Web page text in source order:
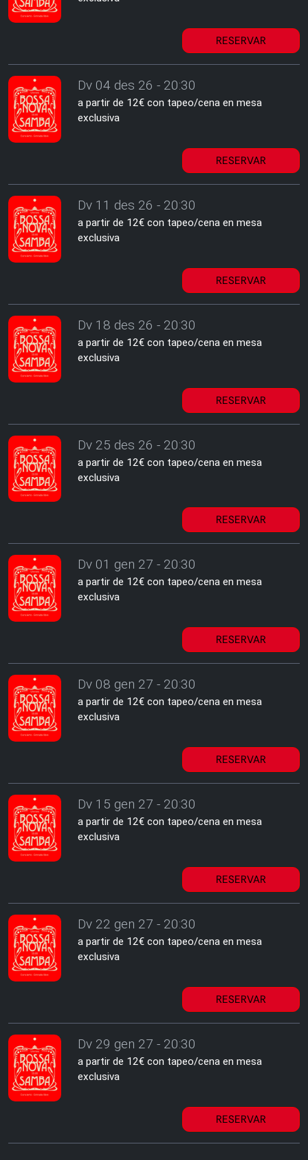
RESERVAR
Dv 04 des 26 - 20:30
a partir de 12€ con tapeo/cena en mesa
exclusiva
RESERVAR
Dv 11 des 26 - 20:30
a partir de 12€ con tapeo/cena en mesa
exclusiva
RESERVAR
Dv 18 des 26 - 20:30
a partir de 12€ con tapeo/cena en mesa
exclusiva
RESERVAR
Dv 25 des 26 - 20:30
a partir de 12€ con tapeo/cena en mesa
exclusiva
RESERVAR
Dv 01 gen 27 - 20:30
a partir de 12€ con tapeo/cena en mesa
exclusiva
RESERVAR
Dv 08 gen 27 - 20:30
a partir de 12€ con tapeo/cena en mesa
exclusiva
RESERVAR
Dv 15 gen 27 - 20:30
a partir de 12€ con tapeo/cena en mesa
exclusiva
RESERVAR
Dv 22 gen 27 - 20:30
a partir de 12€ con tapeo/cena en mesa
exclusiva
RESERVAR
Dv 29 gen 27 - 20:30
a partir de 12€ con tapeo/cena en mesa
exclusiva
RESERVAR